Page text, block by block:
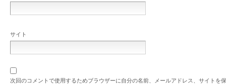
サイト
次回のコメントで使用するためブラウザーに自分の名前、メールアドレス、サイトを